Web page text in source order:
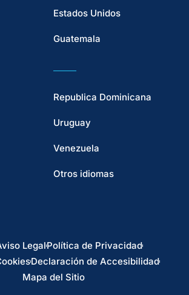
Estados Unidos
Guatemala
Republica Dominicana
Uruguay
Venezuela
Otros idiomas
LegalPolítica de Privacidad
Declaración de Accesibilidad
Mapa del Sitio